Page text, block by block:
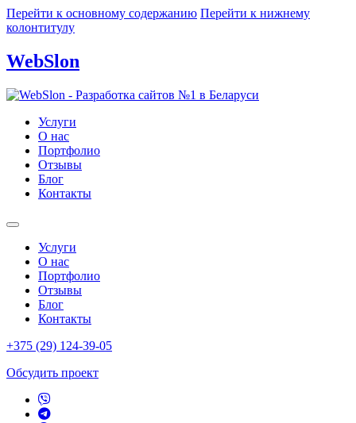
Перейти к основному содержанию Перейти к нижнему
колонтитулу
WebSlon
Услуги
О нас
Портфолио
Отзывы
Блог
Контакты
Услуги
О нас
Портфолио
Отзывы
Блог
Контакты
+375 (29) 124-39-05
Обсудить проект